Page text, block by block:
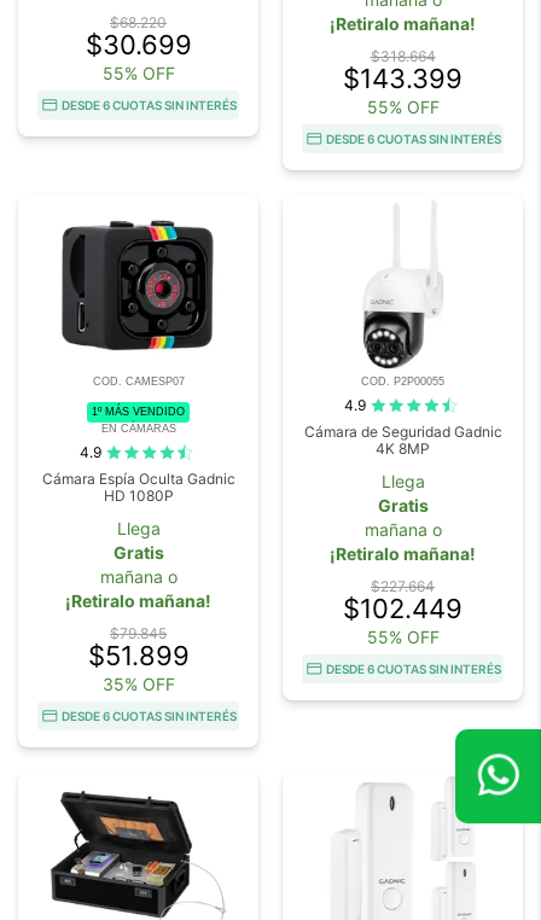
$68.220
$30.699
55% OFF
DESDE 6 CUOTAS SIN INTERÉS
¡Retiralo mañana!
$318.664
$143.399
55% OFF
DESDE 6 CUOTAS SIN INTERÉS
COD. CAMESP07
1º MÁS VENDIDO
EN CÁMARAS
4.9
Cámara Espía Oculta Gadnic
HD 1080P
Llega
Gratis
mañana o
¡Retiralo mañana!
$79.845
$51.899
35% OFF
DESDE 6 CUOTAS SIN INTERÉS
COD. P2P00055
4.9
Cámara de Seguridad Gadnic
4K 8MP
Llega
Gratis
mañana o
¡Retiralo mañana!
$227.664
$102.449
55% OFF
DESDE 6 CUOTAS SIN INTERÉS